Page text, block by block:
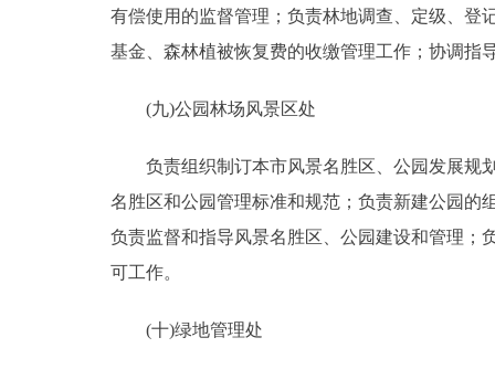
有偿使用的监督管理；负责林地调查、定级、登
基金、森林植被恢复费的收缴管理工作；协调指
(九)公园林场风景区处
负责组织制订本市风景名胜区、公园发展规划
名胜区和公园管理标准和规范；负责新建公园的
负责监督和指导风景名胜区、公园建设和管理；
可工作。
(十)绿地管理处